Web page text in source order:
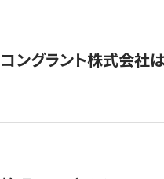
コングラント株式会社